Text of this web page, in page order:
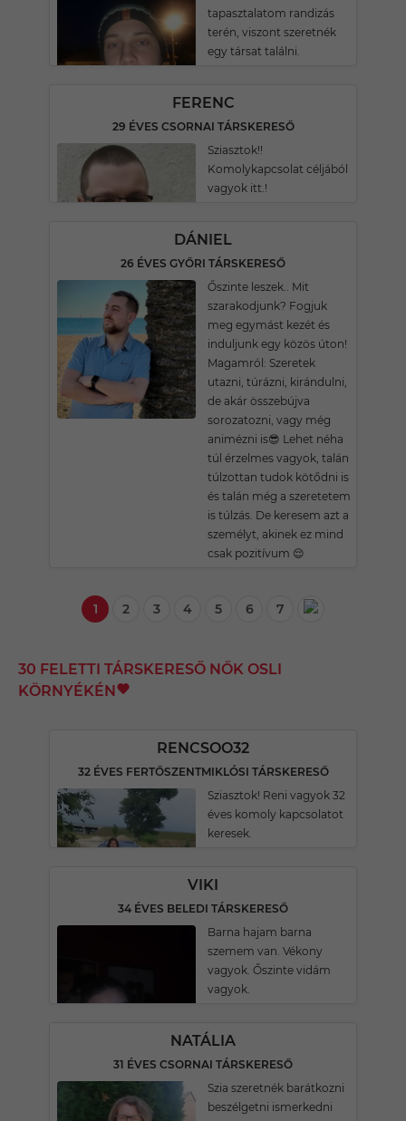
tapasztalatom randizás
terén, viszont szeretnék
egy társat találni.
FERENC
29 ÉVES CSORNAI TÁRSKERESŐ
Sziasztok!!
Komolykapcsolat céljából
vagyok itt.!
DÁNIEL
26 ÉVES GYŐRI TÁRSKERESŐ
Őszinte leszek.. Mit
szarakodjunk? Fogjuk
meg egymást kezét és
induljunk egy közös úton!
Magamról: Szeretek
utazni, túrázni, kirándulni,
de akár összebújva
sorozatozni, vagy még
animézni is😎 Lehet néha
túl érzelmes vagyok, talán
túlzottan tudok kötődni is
és talán még a szeretetem
is túlzás. De keresem azt a
személyt, akinek ez mind
csak pozitívum 😌
1 2 3 4 5 6 7
30 FELETTI TÁRSKERESŐ NŐK OSLI
KÖRNYÉKÉN
RENCSOO32
32 ÉVES FERTŐSZENTMIKLÓSI TÁRSKERESŐ
Sziasztok! Reni vagyok 32
éves komoly kapcsolatot
keresek.
VIKI
34 ÉVES BELEDI TÁRSKERESŐ
Barna hajam barna
szemem van. Vékony
vagyok. Őszinte vidám
vagyok.
NATÁLIA
31 ÉVES CSORNAI TÁRSKERESŐ
Szia szeretnék barátkozni
beszélgetni ismerkedni